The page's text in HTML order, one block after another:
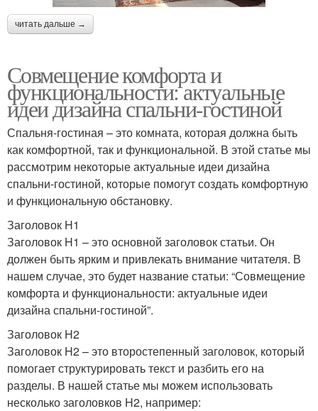
читать дальше →
Совмещение комфорта и
функциональности: актуальные
идеи дизайна спальни-гостиной
Спальня-гостиная – это комната, которая должна быть
как комфортной, так и функциональной. В этой статье мы
рассмотрим некоторые актуальные идеи дизайна
спальни-гостиной, которые помогут создать комфортную
и функциональную обстановку.
Заголовок H1
Заголовок H1 – это основной заголовок статьи. Он
должен быть ярким и привлекать внимание читателя. В
нашем случае, это будет название статьи: “Совмещение
комфорта и функциональности: актуальные идеи
дизайна спальни-гостиной”.
Заголовок H2
Заголовок H2 – это второстепенный заголовок, который
помогает структурировать текст и разбить его на
разделы. В нашей статье мы можем использовать
несколько заголовков H2, например: